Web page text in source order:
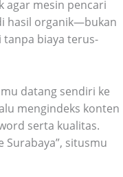
agar mesin pencari
hasil organik—bukan
tanpa biaya terus-
datang sendiri ke
mengindeks konten
serta kualitas.
Surabaya”, situsmu